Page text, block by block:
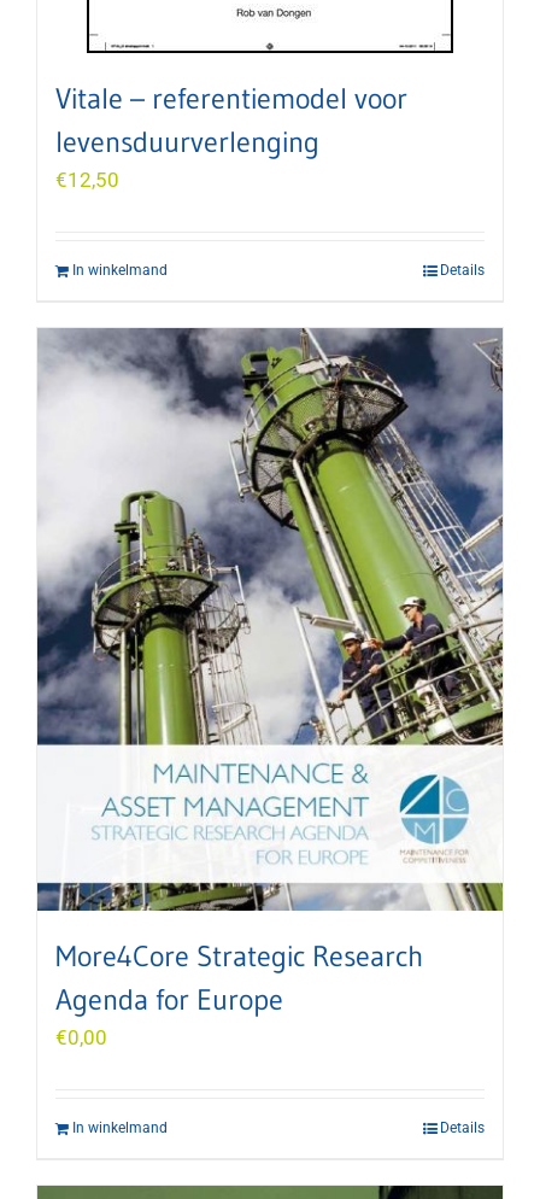
Vitale – referentiemodel voor
levensduurverlenging
€12,50
In winkelmand Details
More4Core Strategic Research
Agenda for Europe
€0,00
In winkelmand Details